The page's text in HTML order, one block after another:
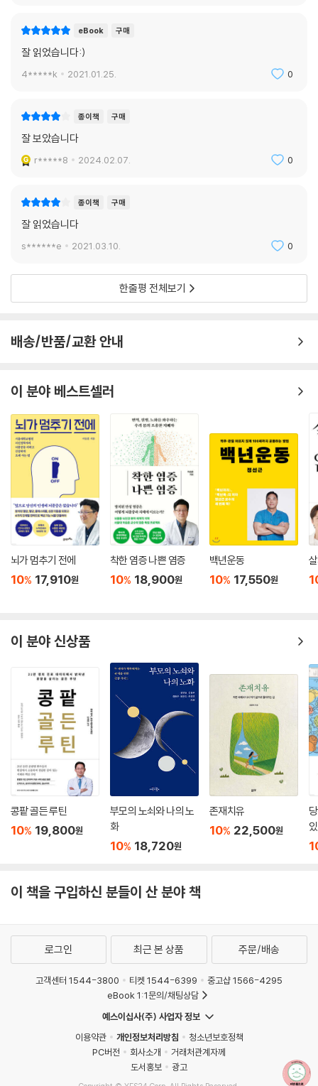
식이 단백질은 엠토르를 통해 나이가 들면서 감소하는 자가포식을 중단시
키며, 그 결과 손상된 분자가 쌓인다. 거의 모든 단백질에 있는 아미노산 류
신은 자가포식의 핵심 조절자다. 혈중 류신 수치가 상승하면 자가포식은
빠르게 감소하고 역으로도 마찬가지다. 반대로 간헐적 단식은 자가포식을
질 섭취량을 꼭 많이 낮출 필요는 없다(IGF-1 감소의 이점을 얻기 위해서
는 낮출 필요가 있을지도 모른다). 하루에 한 번만 먹거나 하루에 8시간 동
을 전반적으로 줄이지 않고 자가포식을 활성화할 수 있다.
단식 기간이 길어져 단백질 섭취량이 감소하면 면역계 세포의 재생을 통해
노화를 예방하는 효과가 뚜렷해진다. 단식을 모방하는 다른 식단들도 어느
택을 얻을 수 있다. 단백질을 평소대로 다시 섭취하면 근육이 자극을 받아
있다. 이러한 생리학적 원리에 근거하여 저탄수화물, 중단백질, 고지방 식
단(케토제닉 다이어트)을 섭취하면 칼로리 제한의 이점을 많이 얻게 된다.
노인들에게도 중요하다. 단백질을 적정량으로 섭취하고 있다면 공급원이
섭취량이 같다면 근육을 만드는 효과가 똑같이 좋았다. 노인의 경우 근 성
장 저항으로 인해 일일 단백질 권장량(kg당 하루 0.8g)만 먹어서는 근육
이 손실된다는 자료가 있다. 식물, 동물 상관없이 단백질을 더 섭취하는 것
이 유용할 수 있다. 식물 단백질에는 육류에 든 과량의 류신과 메티오닌(노
화를 촉진한다)이 없지만, 이 두 아미노산은 근육 성장을 극대화하는 데 도
움을 준다. 우리는 성장과 장수의 균형을 찾아야 한다.
---「5장 : 식물 단백질 vs. 동물 단백질」중에서
많은 노화 관련 질병은 지방뿐만 아니라 단백질의 과도한 성장이 특징이
다. 예를 들어, 알츠하이머병은 뇌에 단백질이 과도하게 축적되어 적절한
강을 위한 매우 강력한 도구다.
이는 건강에 강력한 영향을 미치는 세포 재활용 시스템인 자가포식의 힘일
수 있다. 반드시 단백질이 손실되는 단식 중에는 영양소 센서 엠토르가 감
소해, 오래되고 기능이 시원찮은 세포 일부가 분해되도록 몸을 자극한다.
음식을 다시 먹으면 몸은 완전한 복구 주기 안에서 새로운 단백질을 만들
어 오래된 단백질을 대체한다. 오래된 부품을 그대로 사용하지 않고 새로
운 부품을 만드는 것이다. 오래된 부품을 새 부품으로 갈아 끼우는 것은 노
화를 막는 과정이다.
---「7장 : 단식」중에서
소금은 또한 음식의 맛을 더 달게 만들기 때문에 음식에 소금이 적게 들어
있으면 이를 보상하기 위해 설탕을 더 많이 먹게 된다. 사실 소금은 고혈압
매를 맞아 왔다. 우리는 엉뚱한 백색 결정체를 비난했다. 전문가들은 소금
을 적게 먹으면 해로운 부작용 없이 혈압을 낮출 수 있다고 판단해 소금을
다. 1973년 초, 유명한 뉴잉글랜드 의학 저널의 사설은 소금을 줄이면 호
르몬인 알도스테론과 안지오텐신 II, 교감신경 활성도가 증가한다고 우려
했다. 이런 호르몬의 수치가 높으면 심장병에 나쁜 것으로 알려져 있는데,
바로 이런 이유로 스피로놀락톤, ACE 억제제, 베타 차단제와 같은 생명 구
조 약물로 이들 호르몬을 막는다. 따라서 소금 제한처럼 호르몬을 증가시
킬 수 있는 행동은 위험하거나 치명적일 수 있다.
위험이 커진다는 점은 2011년 연구에서도 입증되었다. 2011년 연구에 따
르면, 소금을 가장 적게 먹은 환자는 가장 많이 먹은 환자보다 심혈관 사망
이는 건강 신화와 불필요한 보충제를 비롯한 잘못된 식단 조언의 가면을
벗긴다. 이 책이 제공하는 간단한 장수 솔루션을 활용하면 누구나 현재의
건강 상태를 극적으로 개선하고 노년에도 건강한 신체 기능을 유지할 수
【전문가 특별 리뷰】
의 생존을 보장한다. 당신이 아이를 낳으면, 당신이 생존하지 않더라도 유
전자는 살아남을 수 있으므로 종이 더 오래 살게 하는 자연선택은 없다.”
하지만 그렇다고 해서 가능한 오래, 건강하게 살기 위한 접근법을 우리가
하기 위한 근본적인 전략은 존재한다. 그중 하나는 건강한 식단을 섭취하
언들을 훌륭히 정리해 냈다. 특히 흥미로웠던 부분은 단백질이 얼마나 필
다. 오토파지는 그리스어로 ‘스스로 먹는다’는 뜻으로, 우리의 몸이 손상되
고 결함이 있는 세포 내 원소들을 표적으로 삼아 리소좀으로 보낸 후, 소화
시켜 미토콘드리아 같은 새로운 단백질과 구조로 재활용하는 과정을 설명
한 것이다.
엠토르는 이 수리와 재건의 귀중한 과정인 자가포식을 방해하는 요인인데,
단백질 섭취의 양과 시기를 최적화하면 엠토르의 활성화를 막을 수 있다.
엠토르의 경로는 자가포식을 멈추게 하는 가장 강력한 자극제이기 때문에
매우 중요하다. 관건은 딱 적당한 수준의 단백질 섭취량, 즉 자신만의 골디
락스 단백질 양을 알아내는 것이다.
단백질이 너무 적으면 병이 생긴다. 단백질이 너무 많아도 병이 생긴다. 그
박사는 최적의 단백질 섭취량을 계산하는 방법뿐만 아니라 연령별 섭취 타
이밍에 대해서도 폭넓은 정보를 제공한다. 나는 내 웹사이트에 그와 인터
뷰한 전문을 게시했다. 나의 홈페이지(mercola.com)에서 그의 이름을
검색하면 인터뷰 영상을 볼 수 있다.
이 책은 또한 수명을 연장시키고 수많은 노화 관련 질병으로부터 보호해
주는 유일한 비약물적 방법인 ‘간헐적 단식’과 ‘칼로리 제한’에 대해서도 폭
넓게 검토한다. 우리 모두는 깨끗한 물이 건강에 필수적이라는 것을 안다.
하지만 그는 더 나아가 왜 차가 물 다음으로 세계에서 두 번째로 인기 있는
음료이며 건강을 증진하기 위해 어떻게 차를 현명하게 사용할 수 있는지에
대해 많은 지식을 제공한다.
공동저자인 디니콜란토니오 박사는 가장 중요한 비필수아미노산인 글리
신을 설명하고, 글루타티온 수치와 많은 필수 단백질을 증가시키는 것이
도서가 필요하다면 이 책을 강력히 권하고 싶다.
eBook 구매
잘 읽었습니다:)
4*****k 2021.01.25. 0
종이책 구매
잘 보았습니다
r*****8 2024.02.07. 0
종이책 구매
잘 읽었습니다
s******e 2021.03.10. 0
한줄평 전체보기
배송/반품/교환 안내
이 분야 베스트셀러
뇌가 멈추기 전에
10% 17,910원
착한 염증 나쁜 염증
10% 18,900원
백년운동
10% 17,550원
이 분야 신상품
콩팥 골든 루틴
10% 19,800원
부모의 노쇠와 나의 노
화
10% 18,720원
존재치유
10% 22,500원
이 책을 구입하신 분들이 산 분야 책
로그인 최근 본 상품 주문/배송
고객센터 1544-3800 티켓 1544-6399
중고샵 1566-4295
eBook 1:1문의/채팅상담
예스이십사(주) 사업자 정보
이용약관
개인정보처리방침
청소년보호정책
PC버전
회사소개
거래처관계자께
도서홍보
광고